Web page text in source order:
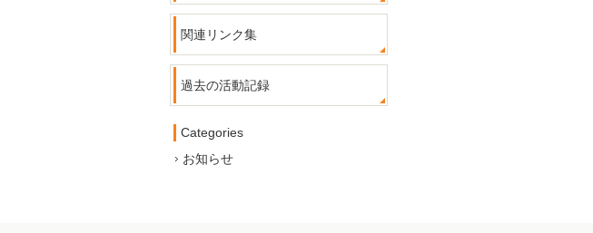
関連リンク集
過去の活動記録
Categories
お知らせ